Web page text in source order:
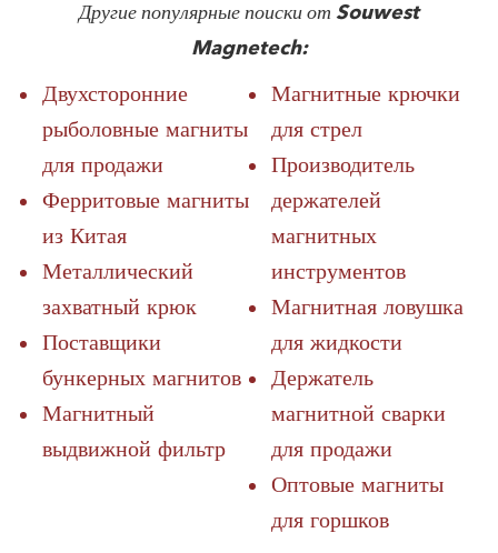
Другие популярные поиски от Souwest
Magnetech:
Двухсторонние
рыболовные магниты
для продажи
Ферритовые магниты
из Китая
Металлический
захватный крюк
Поставщики
бункерных магнитов
Магнитный
выдвижной фильтр
Магнитные крючки
для стрел
Производитель
держателей
магнитных
инструментов
Магнитная ловушка
для жидкости
Держатель
магнитной сварки
для продажи
Оптовые магниты
для горшков